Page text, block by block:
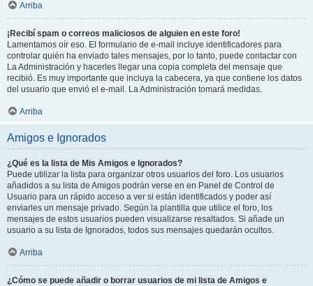
Arriba
¡Recibí spam o correos maliciosos de alguien en este foro!
Lamentamos oír eso. El formulario de e-mail incluye identificadores para
controlar quién ha enviado tales mensajes, por lo tanto, puede contactar con
La Administración y hacerles llegar una copia completa del mensaje que
recibió. Es muy importante que incluya la cabecera, ya que contiene los datos
del usuario que envió el e-mail. La Administración tomará medidas.
Arriba
Amigos e Ignorados
¿Qué es la lista de Mis Amigos e Ignorados?
Puede utilizar la lista para organizar otros usuarios del foro. Los usuarios
añadidos a su lista de Amigos podrán verse en en Panel de Control de
Usuario para un rápido acceso a ver si están identificados y poder así
enviarles un mensaje privado. Según la plantilla que utilice el foro, los
mensajes de estos usuarios pueden visualizarse resaltados. Si añade un
usuario a su lista de Ignorados, todos sus mensajes quedarán ocultos.
Arriba
¿Cómo se puede añadir o borrar usuarios de mi lista de Amigos e